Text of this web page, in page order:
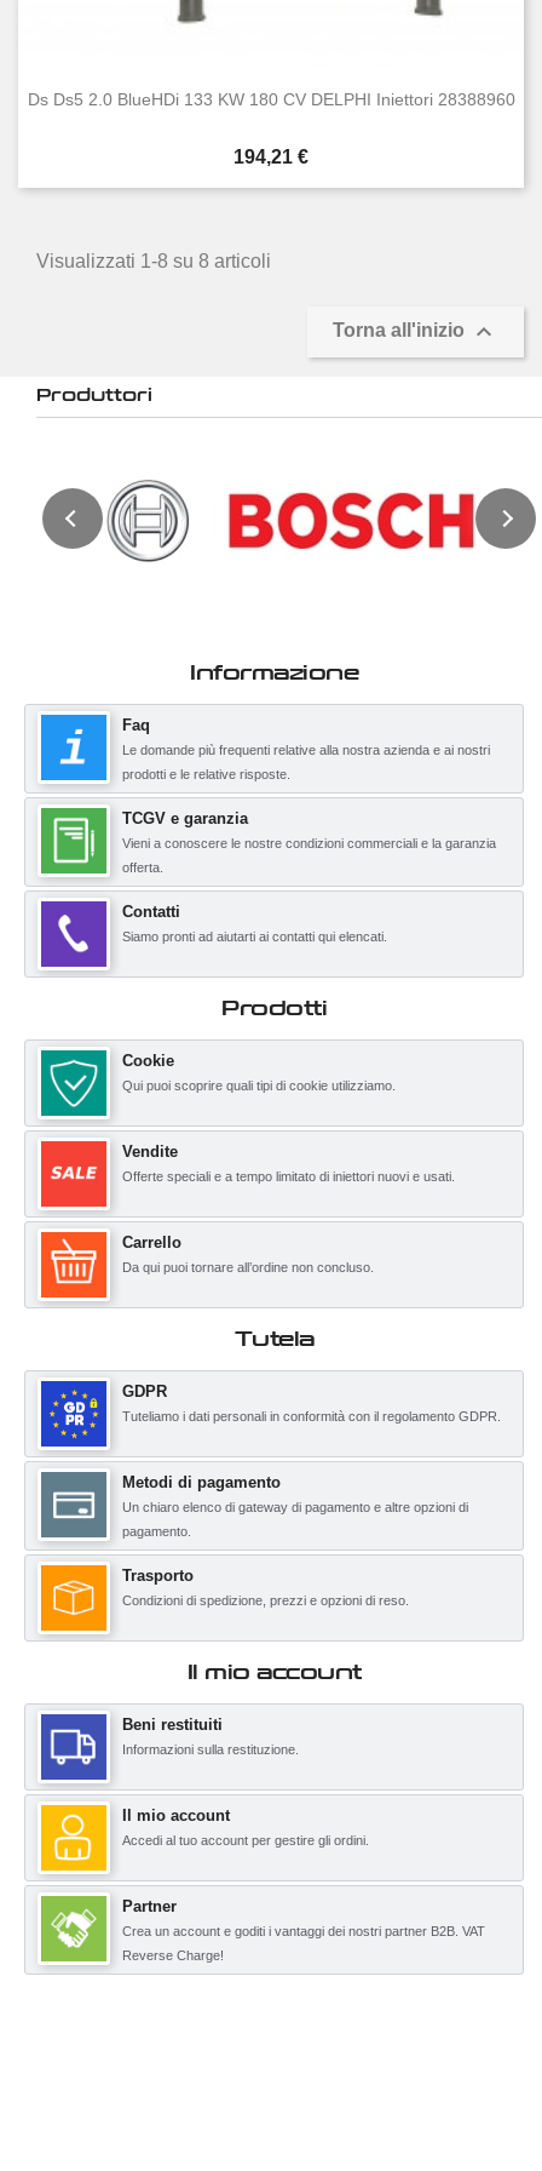
Ds Ds5 2.0 BlueHDi 133 KW 180 CV DELPHI Iniettori 28388960
Prezzo
194,21 €
Visualizzati 1-8 su 8 articoli
Torna all'inizio 
Produttori
Informazione
Faq
Le domande più frequenti relative alla nostra azienda e ai nostri
prodotti e le relative risposte.
TCGV e garanzia
Vieni a conoscere le nostre condizioni commerciali e la garanzia
offerta.
Contatti
Siamo pronti ad aiutarti ai contatti qui elencati.
Prodotti
Cookie
Qui puoi scoprire quali tipi di cookie utilizziamo.
Vendite
Offerte speciali e a tempo limitato di iniettori nuovi e usati.
Carrello
Da qui puoi tornare all’ordine non concluso.
Tutela
GDPR
Tuteliamo i dati personali in conformità con il regolamento GDPR.
Metodi di pagamento
Un chiaro elenco di gateway di pagamento e altre opzioni di
pagamento.
Trasporto
Condizioni di spedizione, prezzi e opzioni di reso.
Il mio account
Beni restituiti
Informazioni sulla restituzione.
Il mio account
Accedi al tuo account per gestire gli ordini.
Partner
Crea un account e goditi i vantaggi dei nostri partner B2B. VAT
Reverse Charge!